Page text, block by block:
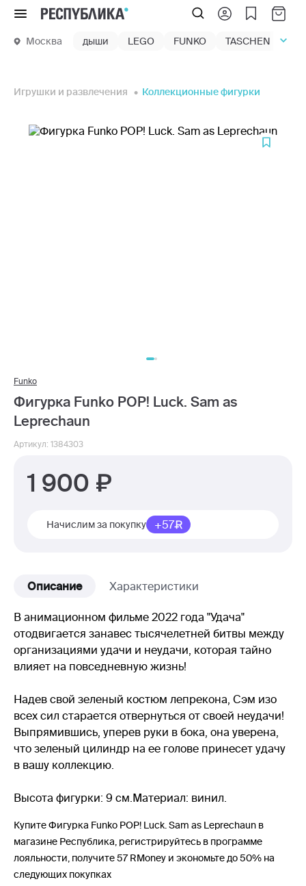
Меню
Москва дыши LEGO FUNKO TASCHEN
Игрушки и развлечения Коллекционные фигурки
Funko
Фигурка Funko POP! Luck. Sam as
Leprechaun
Артикул: 1384303
1 900
Начислим за покупку +57
Описание Характеристики
В анимационном фильме 2022 года "Удача"
отодвигается занавес тысячелетней битвы между
организациями удачи и неудачи, которая тайно
влияет на повседневную жизнь!
Надев свой зеленый костюм лепрекона, Сэм изо
всех сил старается отвернуться от своей неудачи!
Выпрямившись, уперев руки в бока, она уверена,
что зеленый цилиндр на ее голове принесет удачу
в вашу коллекцию.
Высота фигурки: 9 см.Материал: винил.
Купите Фигурка Funko POP! Luck. Sam as Leprechaun в
магазине Республика, регистрируйтесь в программе
лояльности, получите 57 RMoney и экономьте до 50% на
следующих покупках